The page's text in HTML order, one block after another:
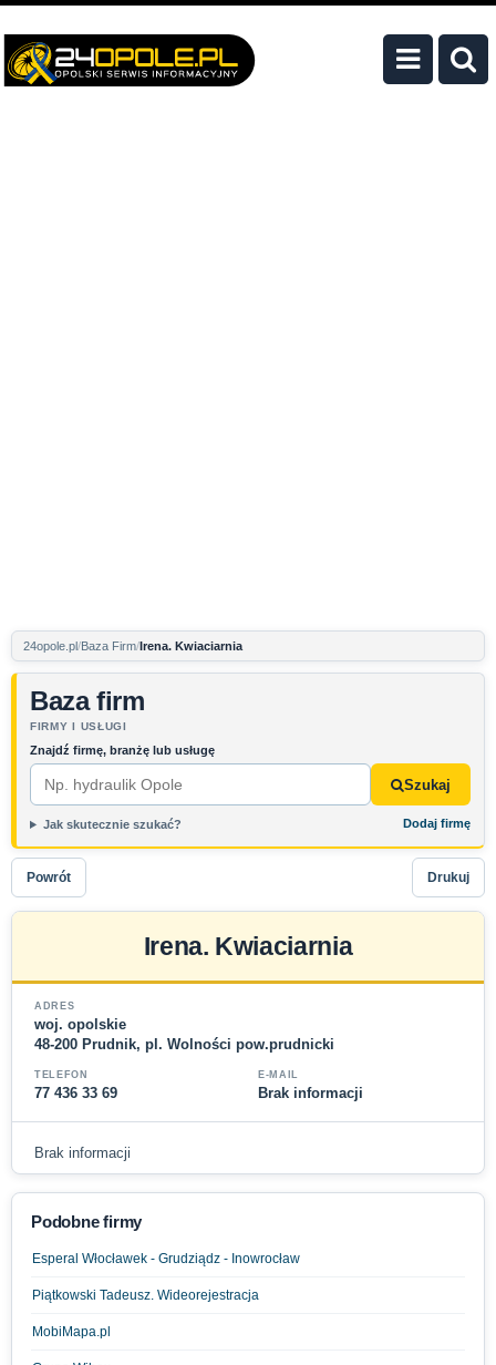
24opole.pl Baza Firm Irena. Kwiaciarnia
Baza firm
FIRMY I USŁUGI
Znajdź firmę, branżę lub usługę
Szukaj
Jak skutecznie szukać? Dodaj firmę
Powrót Drukuj
Irena. Kwiaciarnia
ADRES
woj. opolskie
48-200 Prudnik, pl. Wolności pow.prudnicki
TELEFON
77 436 33 69
E-MAIL
Brak informacji
Brak informacji
Podobne firmy
Esperal Włocławek - Grudziądz - Inowrocław
Piątkowski Tadeusz. Wideorejestracja
MobiMapa.pl